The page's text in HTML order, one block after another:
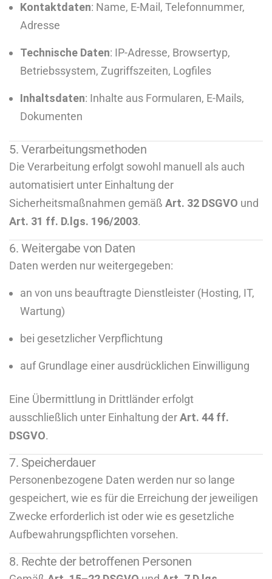
Kontaktdaten: Name, E-Mail, Telefonnummer,
Adresse
Technische Daten: IP-Adresse, Browsertyp,
Betriebssystem, Zugriffszeiten, Logfiles
Inhaltsdaten: Inhalte aus Formularen, E-Mails,
Dokumenten
5. Verarbeitungsmethoden
Die Verarbeitung erfolgt sowohl manuell als auch
automatisiert unter Einhaltung der
Sicherheitsmaßnahmen gemäß Art. 32 DSGVO und
Art. 31 ff. D.lgs. 196/2003.
6. Weitergabe von Daten
Daten werden nur weitergegeben:
an von uns beauftragte Dienstleister (Hosting, IT,
Wartung)
bei gesetzlicher Verpflichtung
auf Grundlage einer ausdrücklichen Einwilligung
Eine Übermittlung in Drittländer erfolgt
ausschließlich unter Einhaltung derArt. 44 ff.
DSGVO.
7. Speicherdauer
Personenbezogene Daten werden nur so lange
gespeichert, wie es für die Erreichung der jeweiligen
Zwecke erforderlich ist oder wie es gesetzliche
Aufbewahrungspflichten vorsehen.
8. Rechte der betroffenen Personen